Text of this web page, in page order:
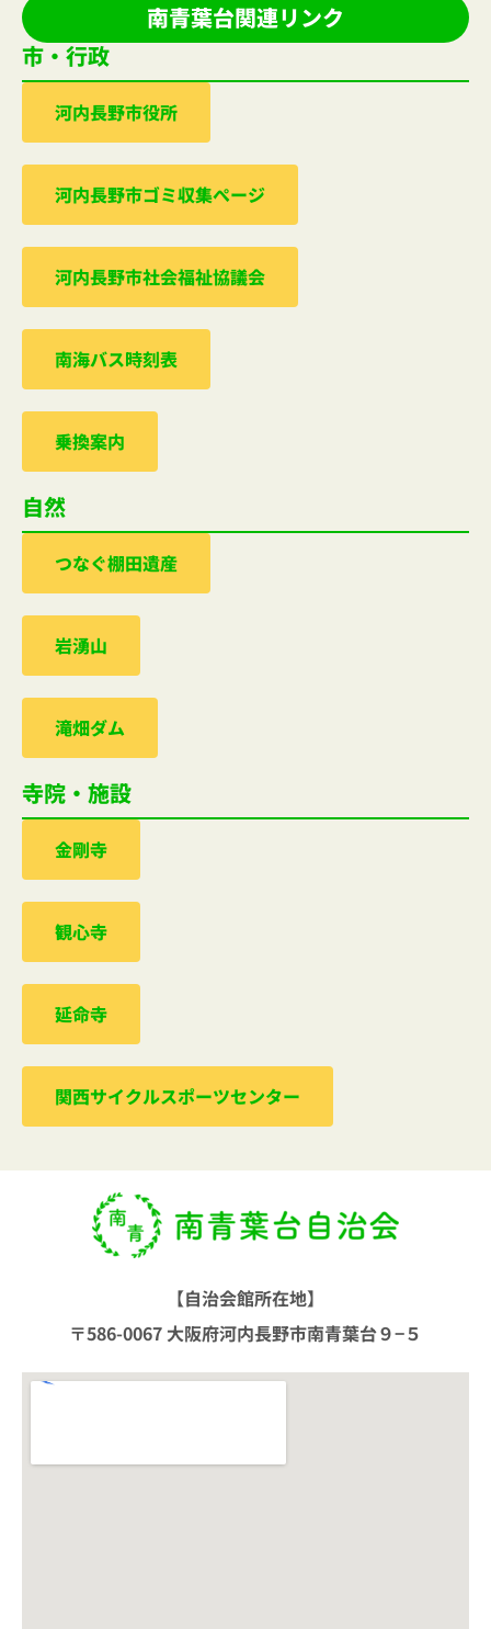
南青葉台関連リンク
市・行政
河内⻑野市役所
河内⻑野市ゴミ収集ぺージ
河内⻑野市社会福祉協議会
南海バス時刻表
乗換案内
自然
つなぐ棚田遺産
岩湧山
滝畑ダム
寺院・施設
金剛寺
観心寺
延命寺
関西サイクルスポーツセンター
【自治会館所在地】
〒586-0067 大阪府河内長野市南青葉台９−５